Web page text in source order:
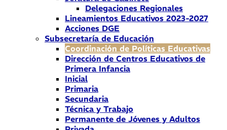
Delegaciones Regionales
Lineamientos Educativos 2023-2027
Acciones DGE
Subsecretaría de Educación
Coordinación de Políticas Educativas
Dirección de Centros Educativos de
Primera Infancia
Inicial
Primaria
Secundaria
Técnica y Trabajo
Permanente de Jóvenes y Adultos